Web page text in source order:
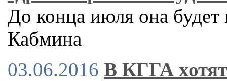
До конца июля она будет
Кабмина
03.06.2016 В КГГА